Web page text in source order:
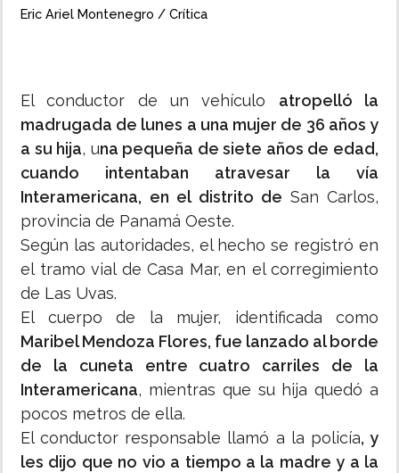
Eric Ariel Montenegro / Crítica
El conductor de un vehículo atropelló la
madrugada de lunes a una mujer de 36 años y
a su hija, una pequeña de siete años de edad,
cuando intentaban atravesar la vía
Interamericana, en el distrito de San Carlos,
provincia de Panamá Oeste.
Según las autoridades, el hecho se registró en
el tramo vial de Casa Mar, en el corregimiento
de Las Uvas.
El cuerpo de la mujer, identificada como
Maribel Mendoza Flores, fue lanzado al borde
de la cuneta entre cuatro carriles de la
Interamericana, mientras que su hija quedó a
pocos metros de ella.
El conductor responsable llamó a la policía, y
les dijo que no vio a tiempo a la madre y a la